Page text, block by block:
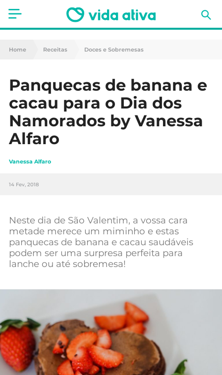
Saúde
Nutrição
Receitas
Fitness
Mães e Bebés
Animais de Estimação
Home Receitas Doces e Sobremesas
Panquecas de banana e
cacau para o Dia dos
Namorados by Vanessa
Alfaro
Vanessa Alfaro
14 Fev, 2018
Neste dia de São Valentim, a vossa cara
metade merece um miminho e estas
panquecas de banana e cacau saudáveis
podem ser uma surpresa perfeita para
lanche ou até sobremesa!